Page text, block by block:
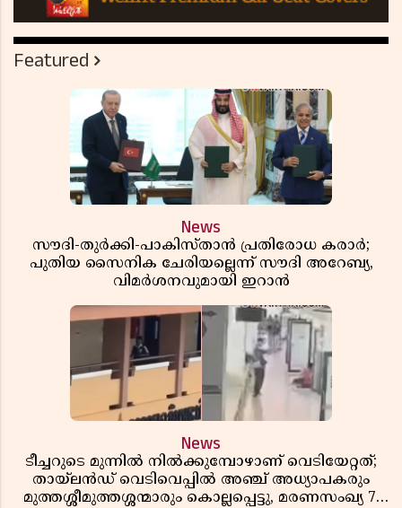
Featured
News
സൗദി-തുർക്കി-പാകിസ്താൻ പ്രതിരോധ കരാർ;
പുതിയ സൈനിക ചേരിയല്ലെന്ന് സൗദി അറേബ്യ,
വിമർശനവുമായി ഇറാൻ
News
ടീച്ചറുടെ മുന്നിൽ നിൽക്കുമ്പോഴാണ് വെടിയേറ്റത്;
തായ്‌ലൻഡ് വെടിവെപ്പിൽ അഞ്ച് അധ്യാപകരും
മുത്തശ്ശീമുത്തശ്ശന്മാരും കൊല്ലപ്പെട്ടു, മരണസംഖ്യ 7;